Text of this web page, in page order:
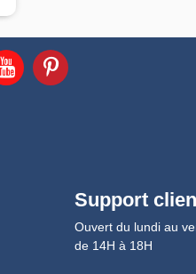
Support
Ouvert du lundi au
de 14H à 18H